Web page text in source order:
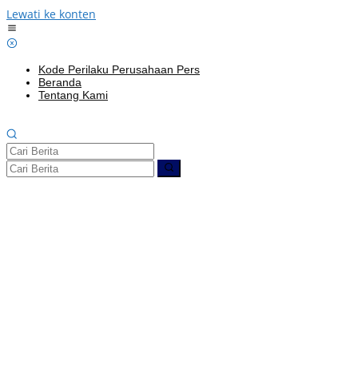
Lewati ke konten
Kode Perilaku Perusahaan Pers
Beranda
Tentang Kami